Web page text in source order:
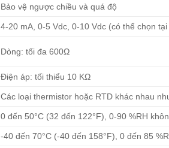
Bảo vệ ngược chiều và quá độ
4-20 mA, 0-5 Vdc, 0-10 Vdc (có thể chọn
Dòng: tối đa 600Ω
Điện áp: tối thiểu 10 KΩ
Các loại thermistor hoặc RTD khác nhau
0 đến 50°C (32 đến 122°F), 0-90 %RH
-40 đến 70°C (-40 đến 158°F), 0 đến 85